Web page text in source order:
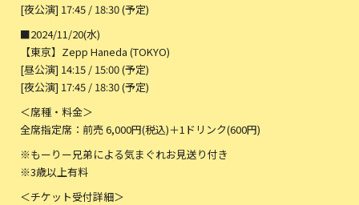
[夜公演] 17:45 / 18:30 (予定)
■2024/11/20(水)
【東京】Zepp Haneda (TOKYO)
[昼公演] 14:15 / 15:00 (予定)
[夜公演] 17:45 / 18:30 (予定)
＜席種・料金＞
全席指定席：前売 6,000円(税込)＋1ドリンク(600円)
※もーりー兄弟による気まぐれお見送り付き
※3歳以上有料
＜チケット受付詳細＞